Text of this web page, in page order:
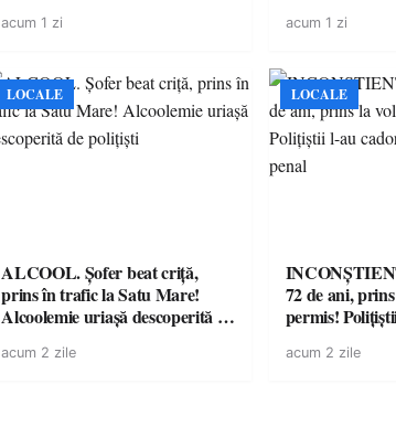
acum 1 zi acum 1 zi
LOCALE
ALCOOL. Șofer beat criță,
prins în trafic la Satu Mare!
Alcoolemie uriașă descoperită de
acum 2 zile
LOCALE
72 de ani,
permis!
acum 2 zile